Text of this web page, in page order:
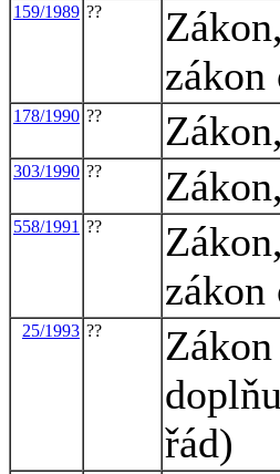
159/1989 ??
zákon
178/1990 ??
303/1990 ??
558/1991 ??
zákon
25/1993 ??
řád)